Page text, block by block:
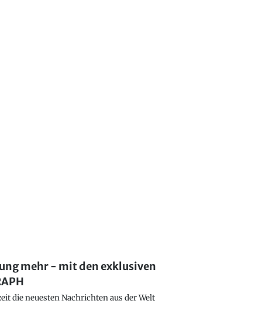
mehr - mit den exklusiven
die neuesten Nachrichten aus der Welt